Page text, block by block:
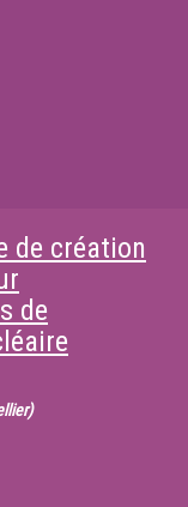
de création
de